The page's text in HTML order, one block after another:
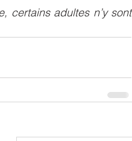
certains adultes n’y sont